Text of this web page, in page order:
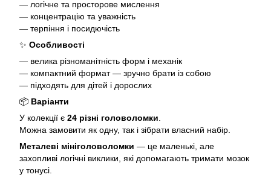
— логічне та просторове мислення
— концентрацію та уважність
— терпіння і посидючість
✨ Особливості
— велика різноманітність форм і механік
— компактний формат — зручно брати із собою
— підходять для дітей і дорослих
📦 Варіанти
У колекції є 24 різні головоломки
Можна замовити як одну, так і зібрати власний набір.
Металеві мініголоволомки — це маленькі, але
захопливі логічні виклики, які допомагають тримати мозок
у тонусі.